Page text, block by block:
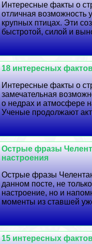
Интересные факты о
отличная возможность
крупных птицах. Эти
быстротой, силой и
18 интересных
Интересные факты о
замечательная
о недрах и атмосфере
Ученые продолжают
Острые фразы
настроения
Острые фразы
данном посте, не
настроение, но и
моменты из ставшей
15 интересных